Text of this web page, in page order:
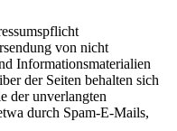
von nicht
Informationsmaterialien
der Seiten behalten sich
der unverlangten
durch Spam-E-Mails,